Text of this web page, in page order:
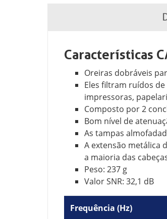
Características
Oreiras dobráveis
Eles filtram ruídos
impressoras,
Composto por 2
Bom nível de
As tampas
A extensão metálica
a maioria das
Peso: 237 g
Valor SNR: 32,1 dB
Frequência (Hz)